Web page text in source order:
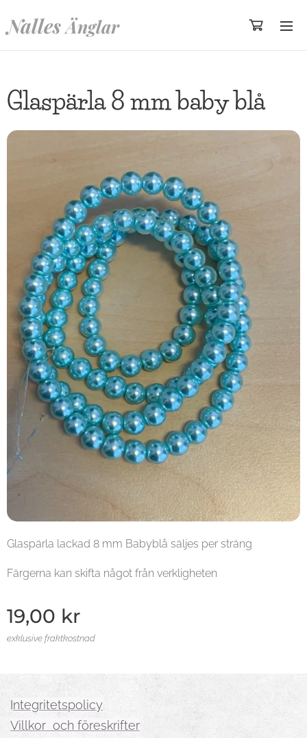
Nalles Änglar
Glaspärla 8 mm baby blå
Glaspärla lackad 8 mm Babyblå säljes per sträng
Färgerna kan skifta något från verkligheten
19,00 kr
exklusive fraktkostnad
Integritetspolicy
Villkor och föreskrifter